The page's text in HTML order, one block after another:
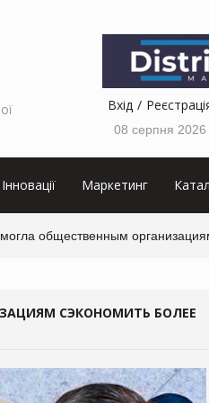
Вхід
08 серпня 2026
Інновації Маркетинг
общественным
СЭКОНОМИТЬ БОЛЕЕ